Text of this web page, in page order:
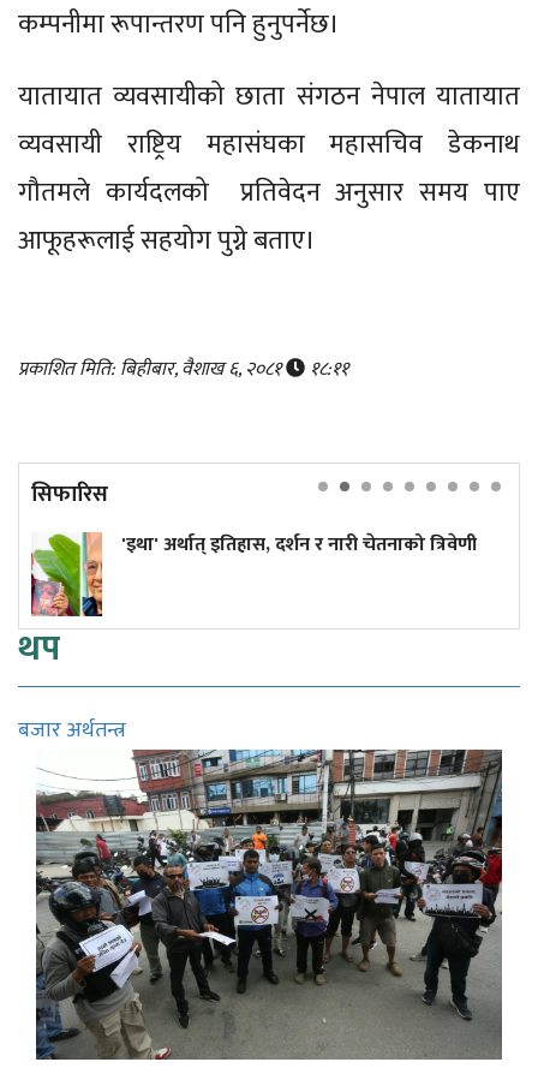
कम्पनीमा रूपान्तरण पनि हुनुपर्नेछ।
यातायात व्यवसायीको छाता संगठन नेपाल यातायात
व्यवसायी राष्ट्रिय महासंघका महासचिव डेकनाथ
गौतमले कार्यदलको प्रतिवेदन अनुसार समय पाए
आफूहरूलाई सहयोग पुग्ने बताए।
प्रकाशित मिति: बिहीबार, वैशाख ६, २०८१ १८:११
सिफारिस
इतिहास, दर्शन र नारी चेतनाको त्रिवेणी
५ उदाहरण
थप
बजार अर्थतन्त्र